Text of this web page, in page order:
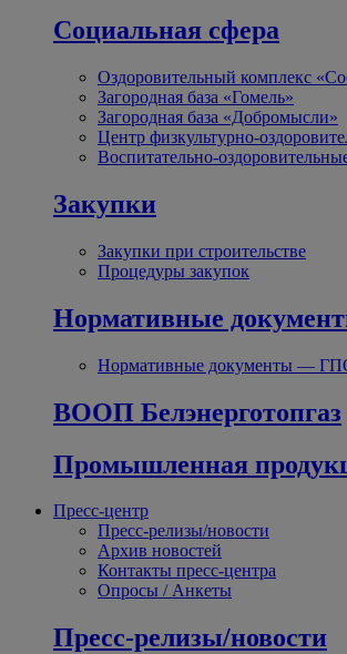
Социальная сфера
Оздоровительный комплекс
Загородная база «Гомель»
Загородная база «Добромысли»
Центр физкультурно-
Воспитательно-
Закупки
Закупки при строительстве
Процедуры закупок
Нормативные
Нормативные документы —
ВООП Белэнерготопгаз
Промышленная
Пресс-центр
Пресс-релизы/новости
Архив новостей
Контакты пресс-центра
Опросы / Анкеты
Пресс-релизы/новости